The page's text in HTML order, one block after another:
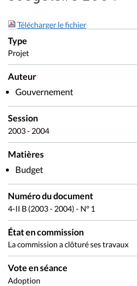
Télécharger le fichier
Type
Projet
Auteur
Gouvernement
Session
2003 - 2004
Matières
Budget
Numéro du document
4-II B (2003 - 2004) - N° 1
État en commission
La commission a clôturé ses travaux
Vote en séance
Adoption